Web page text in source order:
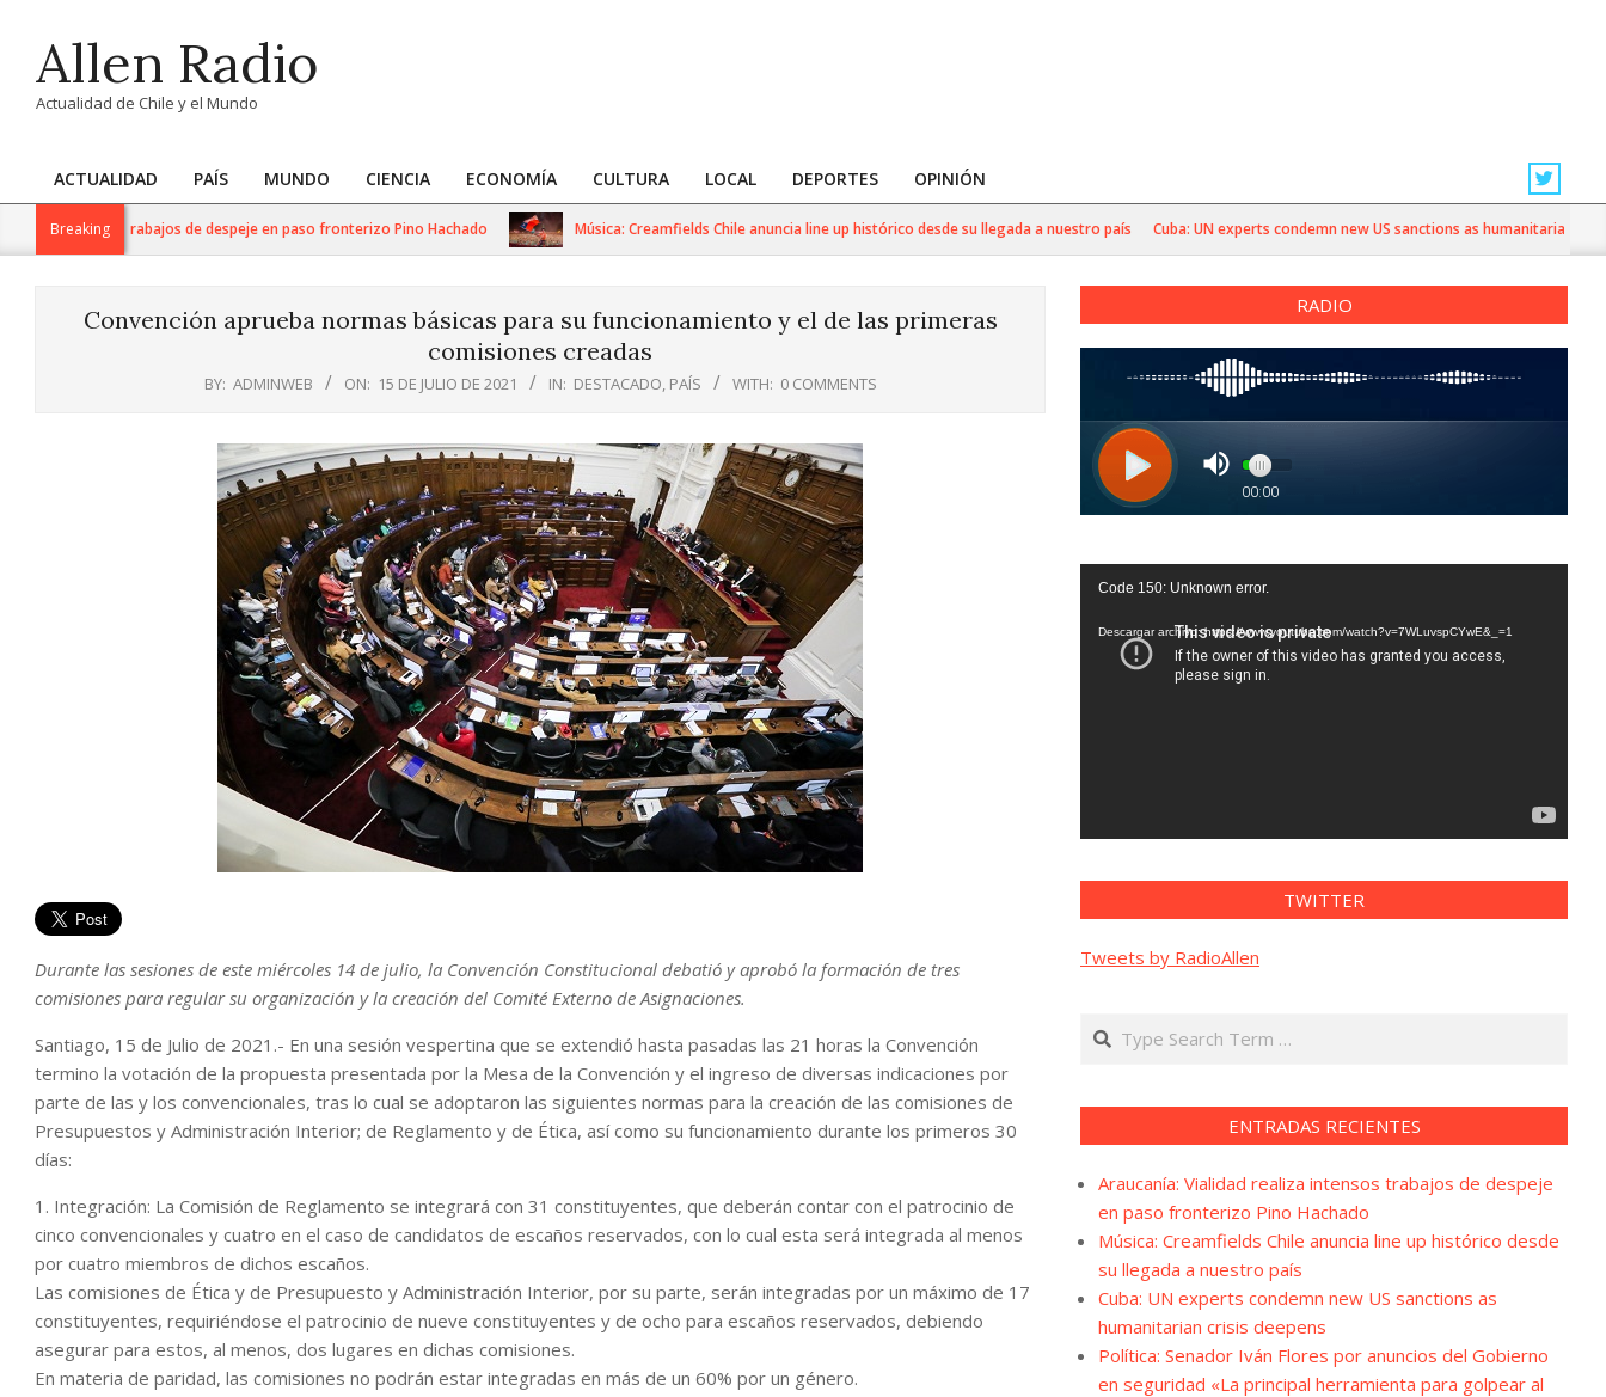
contentAllen Radio
Actualidad de Chile y el Mundo
Primary
Navigation
ACTUALIDAD PAÍS MUNDO CIENCIA ECONOMÍA CULTURA LOCAL DEPORTES OPINIÓN
Breaking
intensos trabajos de despeje en paso fronterizo Pino Hachado Música: Creamfields Chile anuncia line up histórico desde su llegada a nuestro país Cuba: UN experts condemn new US sanctions as humanitarian crisis
Convención aprueba normas básicas para su funcionamiento y el de las primeras
comisiones creadas
BY: ADMINWEB ON: 15 DE JULIO DE 2021 IN: DESTACADO, PAÍS WITH: 0 COMMENTS
Durante las sesiones de este miércoles 14 de julio, la Convención Constitucional debatió y aprobó la formación de tres
comisiones para regular su organización y la creación del Comité Externo de Asignaciones.
Santiago, 15 de Julio de 2021.- En una sesión vespertina que se extendió hasta pasadas las 21 horas la Convención
termino la votación de la propuesta presentada por la Mesa de la Convención y el ingreso de diversas indicaciones por
parte de las y los convencionales, tras lo cual se adoptaron las siguientes normas para la creación de las comisiones de
Presupuestos y Administración Interior; de Reglamento y de Ética, así como su funcionamiento durante los primeros 30
días:
1. Integración: La Comisión de Reglamento se integrará con 31 constituyentes, que deberán contar con el patrocinio de
cinco convencionales y cuatro en el caso de candidatos de escaños reservados, con lo cual esta será integrada al menos
por cuatro miembros de dichos escaños.
Las comisiones de Ética y de Presupuesto y Administración Interior, por su parte, serán integradas por un máximo de 17
constituyentes, requiriéndose el patrocinio de nueve constituyentes y de ocho para escaños reservados, debiendo
asegurar para estos, al menos, dos lugares en dichas comisiones.
En materia de paridad, las comisiones no podrán estar integradas en más de un 60% por un género.
RADIO
Reproductor
vídeo
Code 150: Unknown error.
Descargar archivo: https://www.youtube.com/watch?v=7WLuvspCYwE&_=1
TWITTER
Tweets by RadioAllen
Search
ENTRADAS RECIENTES
Araucanía: Vialidad realiza intensos trabajos de despeje
en paso fronterizo Pino Hachado
Música: Creamfields Chile anuncia line up histórico desde
su llegada a nuestro país
Cuba: UN experts condemn new US sanctions as
humanitarian crisis deepens
Política: Senador Iván Flores por anuncios del Gobierno
en seguridad «La principal herramienta para golpear al